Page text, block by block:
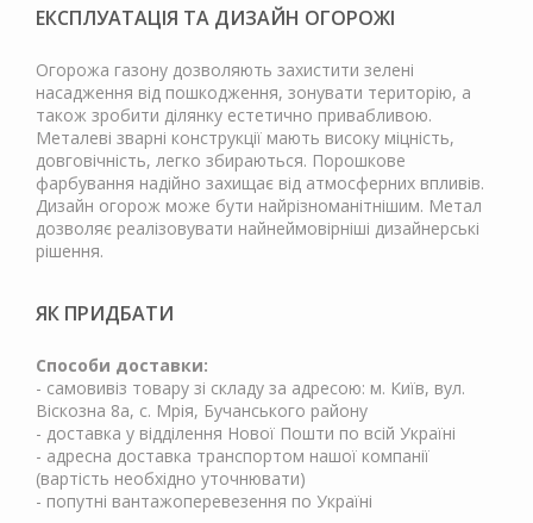
ЕКСПЛУАТАЦІЯ ТА ДИЗАЙН ОГОРОЖІ
Огорожа газону дозволяють захистити зелені
насадження від пошкодження, зонувати територію, а
також зробити ділянку естетично привабливою.
Металеві зварні конструкції мають високу міцність,
довговічність, легко збираються. Порошкове
фарбування надійно захищає від атмосферних впливів.
Дизайн огорож може бути найрізноманітнішим. Метал
дозволяє реалізовувати найнеймовірніші дизайнерські
рішення.
ЯК ПРИДБАТИ
Способи доставки:
- самовивіз товару зі складу за адресою: м. Київ, вул.
Віскозна 8а, с. Мрія, Бучанського району
- доставка у відділення Нової Пошти по всій Україні
- адресна доставка транспортом нашої компанії
(вартість необхідно уточнювати)
- попутні вантажоперевезення по Україні